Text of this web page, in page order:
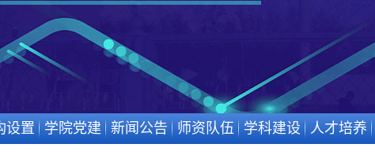
设置 学院党建 新闻公告 师资队伍 学科建设 人才培养